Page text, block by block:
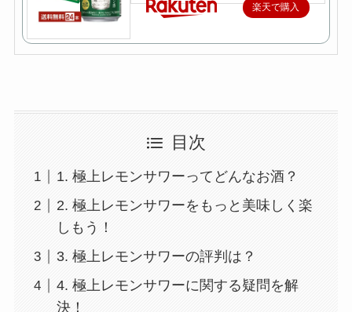
楽天で購入
目次
1. 極上レモンサワーってどんなお酒？
2. 極上レモンサワーをもっと美味しく楽
しもう！
3. 極上レモンサワーの評判は？
4. 極上レモンサワーに関する疑問を解
決！